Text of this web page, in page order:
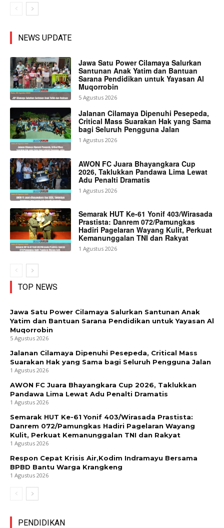
NEWS UPDATE
Jawa Satu Power Cilamaya Salurkan
Santunan Anak Yatim dan Bantuan
Sarana Pendidikan untuk Yayasan Al
Muqorrobin
5 Agustus 2026
Jalanan Cilamaya Dipenuhi Pesepeda,
Critical Mass Suarakan Hak yang Sama
bagi Seluruh Pengguna Jalan
1 Agustus 2026
AWON FC Juara Bhayangkara Cup
2026, Taklukkan Pandawa Lima Lewat
Adu Penalti Dramatis
1 Agustus 2026
Semarak HUT Ke-61 Yonif 403/Wirasada
Prastista: Danrem 072/Pamungkas
Hadiri Pagelaran Wayang Kulit, Perkuat
Kemanunggalan TNI dan Rakyat
1 Agustus 2026
TOP NEWS
Jawa Satu Power Cilamaya Salurkan Santunan Anak
Yatim dan Bantuan Sarana Pendidikan untuk Yayasan Al
Muqorrobin
5 Agustus 2026
Jalanan Cilamaya Dipenuhi Pesepeda, Critical Mass
Suarakan Hak yang Sama bagi Seluruh Pengguna Jalan
1 Agustus 2026
AWON FC Juara Bhayangkara Cup 2026, Taklukkan
Pandawa Lima Lewat Adu Penalti Dramatis
1 Agustus 2026
Semarak HUT Ke-61 Yonif 403/Wirasada Prastista:
Danrem 072/Pamungkas Hadiri Pagelaran Wayang
Kulit, Perkuat Kemanunggalan TNI dan Rakyat
1 Agustus 2026
Respon Cepat Krisis Air,Kodim Indramayu Bersama
BPBD Bantu Warga Krangkeng
1 Agustus 2026
PENDIDIKAN